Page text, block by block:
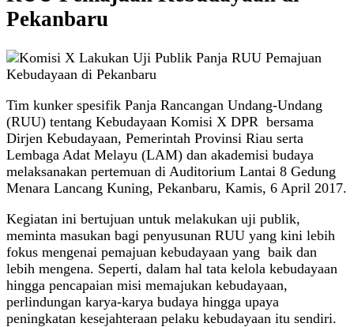
Pekanbaru
Tim kunker spesifik Panja Rancangan Undang-Undang
(RUU) tentang Kebudayaan Komisi X DPR bersama
Dirjen Kebudayaan, Pemerintah Provinsi Riau serta
Lembaga Adat Melayu (LAM) dan akademisi budaya
melaksanakan pertemuan di Auditorium Lantai 8 Gedung
Menara Lancang Kuning, Pekanbaru, Kamis, 6 April 2017.
Kegiatan ini bertujuan untuk melakukan uji publik,
meminta masukan bagi penyusunan RUU yang kini lebih
fokus mengenai pemajuan kebudayaan yang baik dan
lebih mengena. Seperti, dalam hal tata kelola kebudayaan
hingga pencapaian misi memajukan kebudayaan,
perlindungan karya-karya budaya hingga upaya
peningkatan kesejahteraan pelaku kebudayaan itu sendiri.